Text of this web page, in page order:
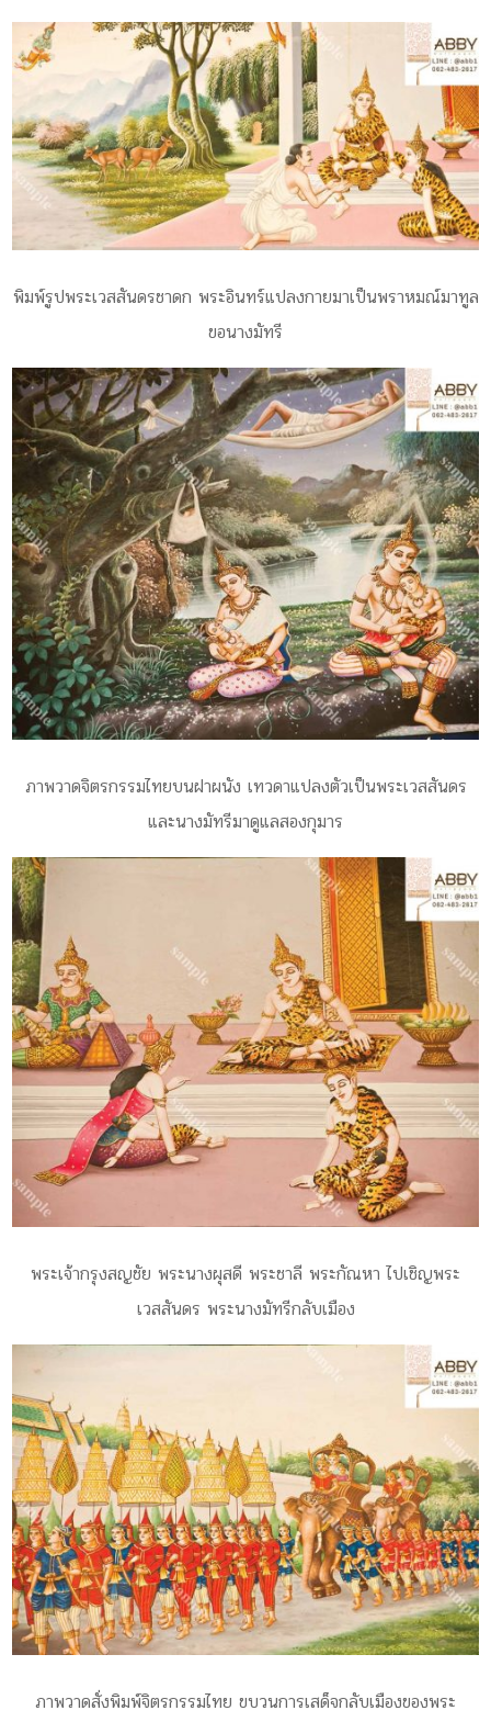
พิมพ์รูปพระเวสสันดรชาดก พระอินทร์แปลงกายมาเป็นพราหมณ์มาทูล
ขอนางมัทรี
ภาพวาดจิตรกรรมไทยบนฝาผนัง เทวดาแปลงตัวเป็นพระเวสสันดร
และนางมัทรีมาดูแลสองกุมาร
พระเจ้ากรุงสญชัย พระนางผุสดี พระชาลี พระกัณหา ไปเชิญพระ
เวสสันดร พระนางมัทรีกลับเมือง
ภาพวาดสั่งพิมพ์จิตรกรรมไทย ขบวนการเสด็จกลับเมืองของพระ